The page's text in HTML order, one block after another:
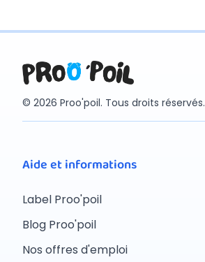
© 2026 Proo'poil. Tous droits réservés.
Aide et informations
Label Proo'poil
Blog Proo'poil
Nos offres d'emploi